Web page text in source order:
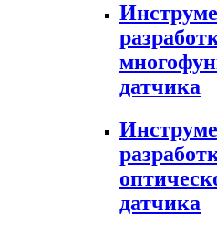
датчика
датчика